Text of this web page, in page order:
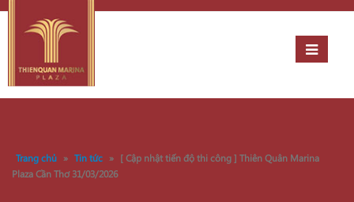
Trang chủ » Tin tức » [ Cập nhật tiến độ thi công ] Thiên Quân Marina
Plaza Cần Thơ 31/03/2026